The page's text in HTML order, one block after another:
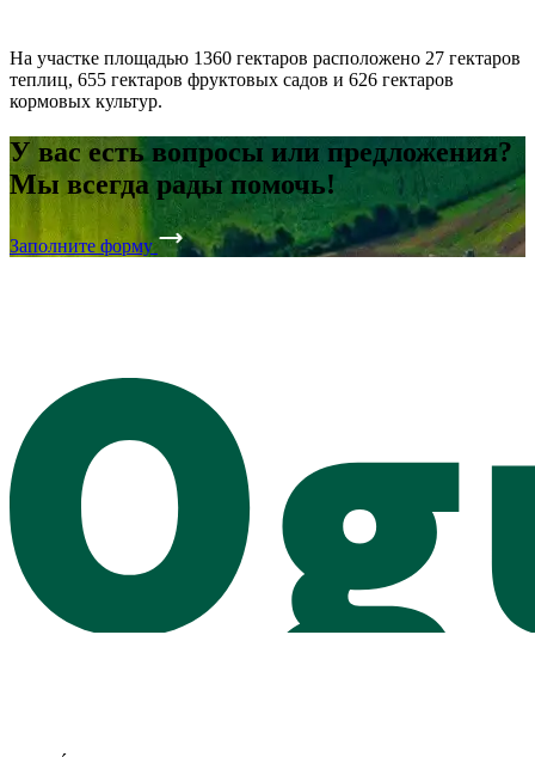
На участке площадью 1360 гектаров расположено 27 гектаров
теплиц, 655 гектаров фруктовых садов и 626 гектаров
кормовых культур.
У вас есть вопросы или предложения?
Мы всегда рады помочь!
Заполните форму